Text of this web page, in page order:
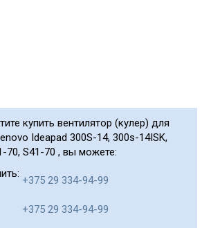
купить вентилятор (кулер) для
Ideapad 300S-14, 300s-14ISK,
70, S41-70 , вы можете:
+375 29 334-94-99
+375 29 334-94-99